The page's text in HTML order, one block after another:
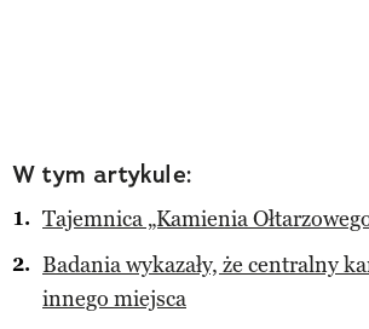
W tym artykule:
Tajemnica „Kamienia
Badania wykazały, że centralny
innego miejsca